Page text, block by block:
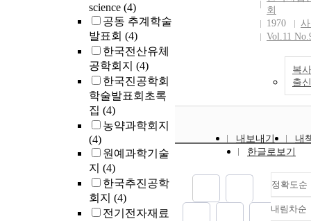
science (4)
공동 추계학술
발표회 (4)
한국전산유체
공학회지 (4)
한국진공학회
학술발표회초록
집 (4)
농약과학회지
(4)
원예과학기술
지 (4)
한국추진공학
회지 (4)
전기전자재료
회
1970
Vol.11
복
출
내보내기
내
한글로보기
정확도순
내림차순